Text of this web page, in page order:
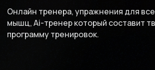
Онлайн тренера, упражнения для
мышц, Ai-тренер который составит
программу тренировок.